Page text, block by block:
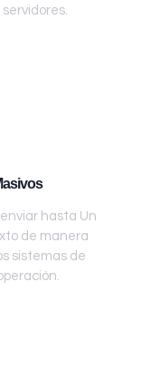
hasta Un
de manera
sistemas de